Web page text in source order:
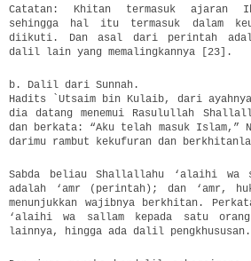
Catatan: Khitan termasuk ajaran
sehingga hal itu termasuk dalam
diikuti. Dan asal dari perintah
dalil lain yang memalingkannya [23].
b. Dalil dari Sunnah.
Hadits `Utsaim bin Kulaib, dari
dia datang menemui Rasulullah
dan berkata: “Aku telah masuk Islam,”
darimu rambut kekufuran dan
Sabda beliau Shallallahu ‘alaihi wa
adalah ‘amr (perintah); dan ‘amr,
menunjukkan wajibnya berkhitan.
‘alaihi wa sallam kepada satu
lainnya, hingga ada dalil